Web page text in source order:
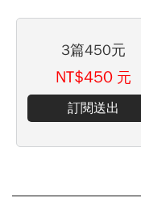
3篇450元
NT$450 元
訂閱送出